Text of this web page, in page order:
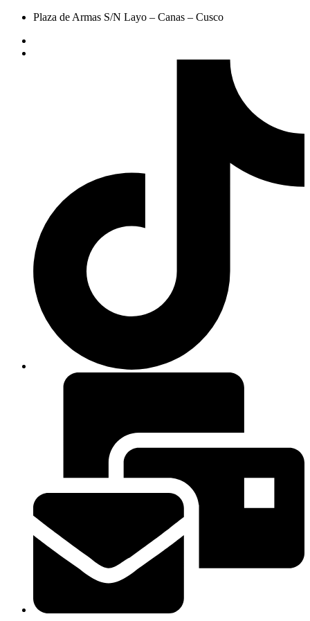
Plaza de Armas S/N Layo – Canas – Cusco